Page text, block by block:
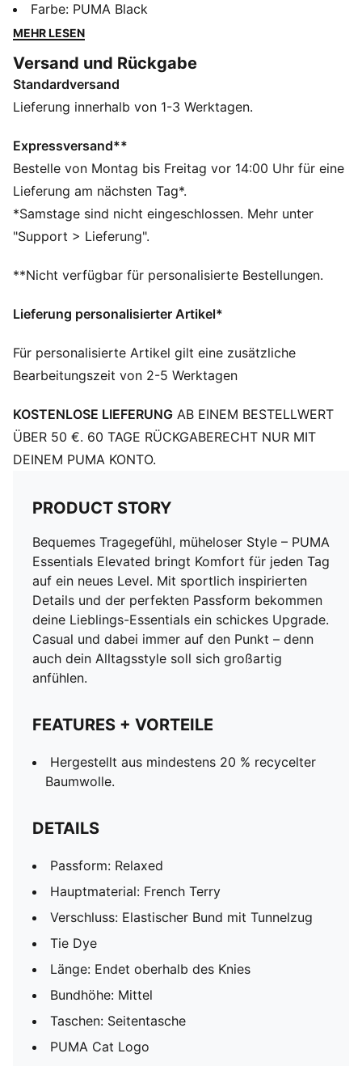
ein neues Level. Mit sportlich inspirierten Details und
der perfekten Passform bekommen deine Lieblings-
immer auf den Punkt – denn auch dein Alltagsstyle soll
sich großartig anfühlen.
FEATURES + VORTEILE
Baumwolle.
DETAILS
Passform: Relaxed
Hauptmaterial: French Terry
Verschluss: Elastischer Bund mit Tunnelzug
Tie Dye
Bundhöhe: Mittel
PUMA Cat Logo
Teenager zwischen 8 und 16 Jahren
Farbe: PUMA Black
MEHR LESEN
Versand und Rückgabe
Standardversand
Lieferung innerhalb von 1-3 Werktagen.
Expressversand**
Bestelle von Montag bis Freitag vor 14:00 Uhr für eine
Lieferung am nächsten Tag*.
*Samstage sind nicht eingeschlossen. Mehr unter
"Support > Lieferung".
**Nicht verfügbar für personalisierte Bestellungen.
Lieferung personalisierter Artikel*
Für personalisierte Artikel gilt eine zusätzliche
Bearbeitungszeit von 2-5 Werktagen
KOSTENLOSE LIEFERUNG AB EINEM BESTELLWERT
ÜBER 50 €. 60 TAGE RÜCKGABERECHT NUR MIT
DEINEM PUMA KONTO.
PRODUCT STORY
Bequemes Tragegefühl, müheloser Style – PUMA
Essentials Elevated bringt Komfort für jeden Tag
auf ein neues Level. Mit sportlich inspirierten
Details und der perfekten Passform bekommen
deine Lieblings-Essentials ein schickes Upgrade.
Casual und dabei immer auf den Punkt – denn
auch dein Alltagsstyle soll sich großartig
anfühlen.
FEATURES + VORTEILE
Hergestellt aus mindestens 20 % recycelter
Baumwolle.
DETAILS
Passform: Relaxed
Hauptmaterial: French Terry
Verschluss: Elastischer Bund mit Tunnelzug
Tie Dye
Länge: Endet oberhalb des Knies
Bundhöhe: Mittel
Taschen: Seitentasche
PUMA Cat Logo